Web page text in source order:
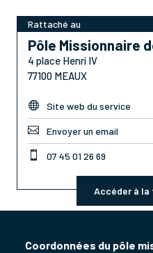
Rattaché au
Pôle Missionnaire
4 place Henri IV
77100 MEAUX
 Site web du service
 Envoyer un email
 07 45 01 26 69
Accéder à la
Coordonnées du pôle